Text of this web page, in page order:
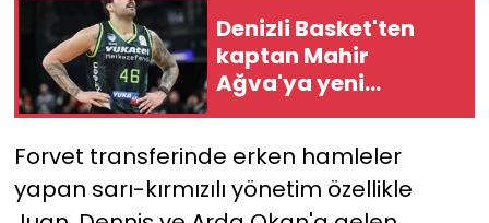
Denizli Basket'ten
kaptan Mahir
Ağva'ya yeni
sözleşme
Forvet transferinde erken hamleler
yapan sarı-kırmızılı yönetim özellikle
Yaşam
YEREL POLİTİKA
YEREL YÖNETİMLER
Yurt